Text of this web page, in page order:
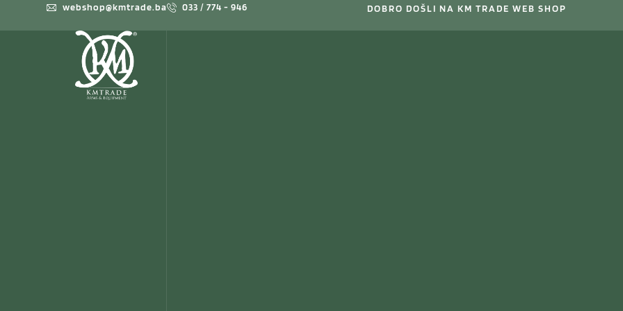
webshop@kmtrade.ba 033 / 774 - 946 DOBRO DOŠLI NA KM TRADE WEB SHOP